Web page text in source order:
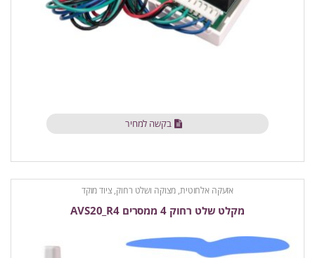
בקשה למחיר
אזעקה אלחוטית, מצוקה ושלט רחוק, ציוד מוקד
מקלט שלט רחוק 4 ממסרים AVS20_R4